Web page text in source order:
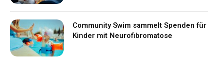
Community Swim sammelt Spenden für
Kinder mit Neurofibromatose